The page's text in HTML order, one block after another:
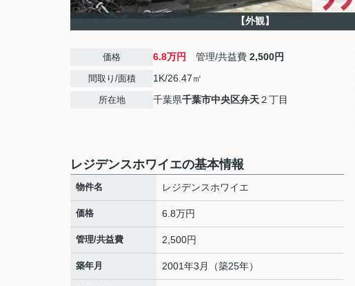
【外観】
価格 6.8万円 管理/共益費 2,500円
間取り/面積 1K/26.47㎡
所在地 千葉県千葉市中央区弁天２丁目
レジデンスホワイエの基本情報
物件名 レジデンスホワイエ
価格 6.8万円
管理/共益費 2,500円
築年月 2001年3月（築25年）